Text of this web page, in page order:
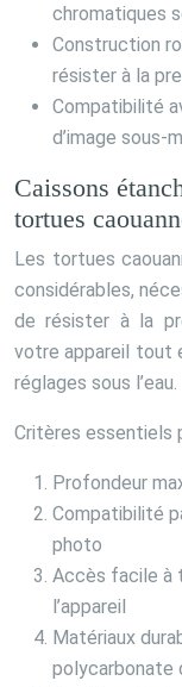
chromatiques
Construction
résister à la
Compatibilité
d’image sous-
Caissons
tortues
Les tortues
considérables,
de résister à la
votre appareil tout
réglages sous l’eau.
Critères essentiels
Profondeur
Compatibilité
photo
Accès facile à
l’appareil
Matériaux
polycarbonate